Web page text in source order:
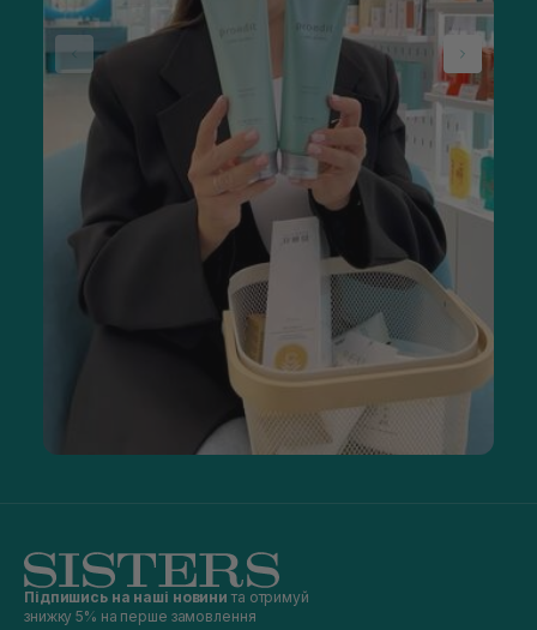
Підпишись на наші новини та отримуй
знижку 5% на перше замовлення